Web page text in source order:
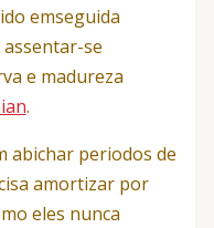
emseguida
se
e madureza
.
abichar periodos de
amortizar por
eles nunca